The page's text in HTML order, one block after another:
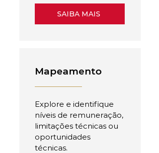
SAIBA MAIS
Mapeamento
Explore e identifique
níveis de remuneração,
limitações técnicas ou
oportunidades
técnicas.